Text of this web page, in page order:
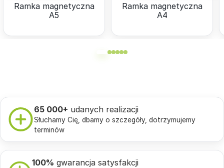
Ramka magnetyczna
A5
Ramka magnetyczna
A4
65 000+ udanych realizacji
Słuchamy Cię, dbamy o szczegóły, dotrzymujemy
terminów
100% gwarancja satysfakcji